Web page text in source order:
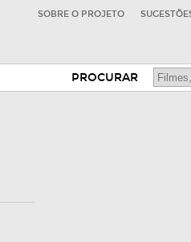
SOBRE O PROJETO
PROCURAR